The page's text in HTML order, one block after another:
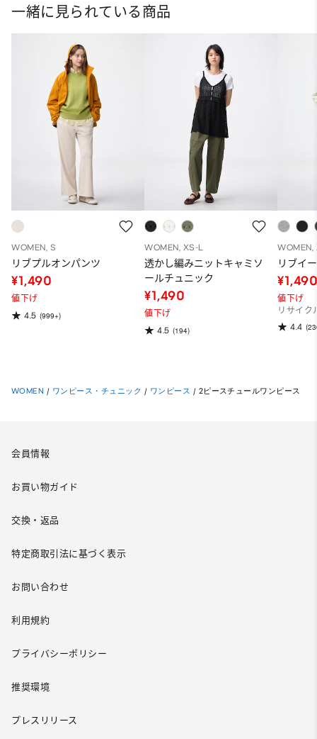
一緒に見られている商品
WOMEN, S
リブプルオンパンツ
¥1,490
値下げ
4.5 (999+)
WOMEN, XS-L
透かし編みニットキャミソ
ールチュニック
¥1,490
値下げ
4.5 (194)
WOMEN,
リブイ
値下げ
リサイク
4.4
WOMEN / ワンピース・チュニック / ワンピース / 2ピースチュールワンピース
会員情報
お買い物ガイド
交換・返品
特定商取引法に基づく表示
お問い合わせ
利用規約
プライバシーポリシー
推奨環境
プレスリリース